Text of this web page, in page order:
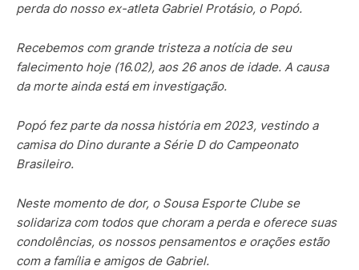
perda do nosso ex-atleta Gabriel Protásio, o Popó.
Recebemos com grande tristeza a notícia de seu
falecimento hoje (16.02), aos 26 anos de idade. A causa
da morte ainda está em investigação.
Popó fez parte da nossa história em 2023, vestindo a
camisa do Dino durante a Série D do Campeonato
Brasileiro.
Neste momento de dor, o Sousa Esporte Clube se
solidariza com todos que choram a perda e oferece suas
condolências, os nossos pensamentos e orações estão
com a família e amigos de Gabriel.